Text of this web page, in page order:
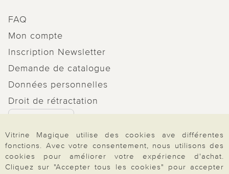
FAQ
Mon compte
Inscription Newsletter
Demande de catalogue
Données personnelles
Droit de rétractation
Vitrine Magique utilise des cookies ave différentes
fonctions. Avec votre consentement, nous utilisons des
cookies pour améliorer votre expérience d'achat.
Cliquez sur "Accepter tous les cookies" pour accepter